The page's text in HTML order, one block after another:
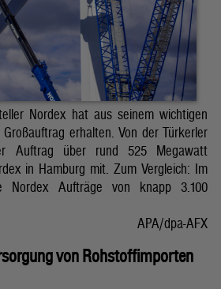
Nordex hat aus seinem wichtigen
erhalten. Von der Türkerler
Auftrag über rund 525 Megawatt
in Hamburg mit. Zum Vergleich: Im
Nordex Aufträge von knapp 3.100
APA/dpa-AFX
von Rohstoffimporten